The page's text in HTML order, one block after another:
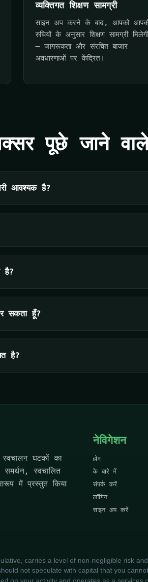
व्यक्तिगत शिक्षण सामग्री
साइन अप करने के बाद, आपको
रुचियों के अनुसार शिक्षण सामग्री मिलेगी
— जागरूकता और संरचित बाजार
अवधारणाओं पर केंद्रित।
पूछे जाने
आवश्यक है?
है?
सकता हूँ?
है?
घटकों का
स्वचालित
में प्रस्तुत किया
नेविगेशन
होम
के बारे में
संपर्क करें
लॉगिन
साइन अप करें